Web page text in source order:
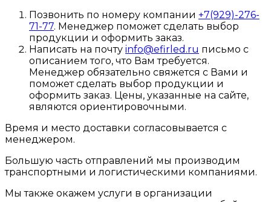
Позвонить по номеру компании +7(929)-276-
71-77. Менеджер поможет сделать выбор
продукции и оформить заказ.
Написать на почту info@efirled.ru письмо с
описанием того, что Вам требуется.
Менеджер обязательно свяжется с Вами и
поможет сделать выбор продукции и
оформить заказ. Цены, указанные на сайте,
являются ориентировочными.
Время и место доставки согласовывается с
менеджером.
Большую часть отправлений мы производим
транспортными и логистическими компаниями.
Мы также окажем услуги в организации